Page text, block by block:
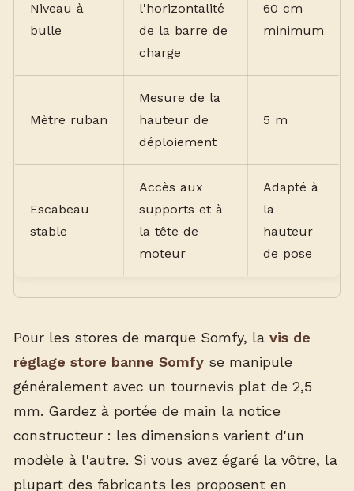
Niveau à
bulle
l'horizontalité
de la barre de
charge
60 cm
minimum
Mètre ruban
Mesure de la
hauteur de
déploiement
5 m
Escabeau
stable
Accès aux
supports et à
la tête de
moteur
Adapté à
la
hauteur
de pose
Pour les stores de marque Somfy, la vis de
réglage store banne Somfy se manipule
généralement avec un tournevis plat de 2,5
mm. Gardez à portée de main la notice
constructeur : les dimensions varient d'un
modèle à l'autre. Si vous avez égaré la vôtre, la
plupart des fabricants les proposent en